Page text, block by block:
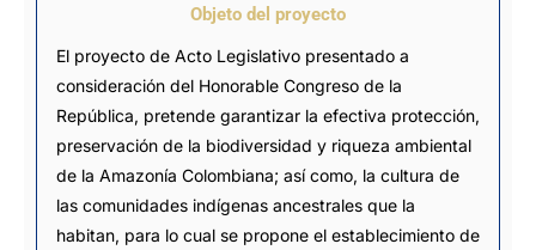
Objeto del proyecto
El proyecto de Acto Legislativo presentado a
consideración del Honorable Congreso de la
República, pretende garantizar la efectiva protección,
preservación de la biodiversidad y riqueza ambiental
de la Amazonía Colombiana; así como, la cultura de
las comunidades indígenas ancestrales que la
habitan, para lo cual se propone el establecimiento de